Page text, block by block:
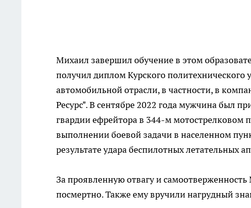
Михаил завершил обучение в этом
получил диплом Курского политехнического
автомобильной отрасли, в частности, в
Ресурс". В сентябре 2022 года мужчина был
гвардии ефрейтора в 344-м мотострелковом
выполнении боевой задачи в населенном
результате удара беспилотных летательных
За проявленную отвагу и
посмертно. Также ему вручили нагрудный